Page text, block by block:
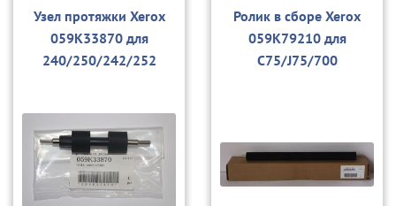
Узел протяжки Xerox
059K33870 для
240/250/242/252
Ролик в сборе Xerox
059K79210 для
C75/J75/700